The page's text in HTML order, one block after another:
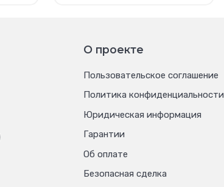
О проекте
Пользовательское соглашение
Политика конфиденциальности
Юридическая информация
Гарантии
Об оплате
Безопасная сделка